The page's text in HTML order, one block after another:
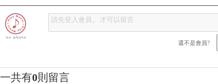
還不是會員?
一共有0則留言